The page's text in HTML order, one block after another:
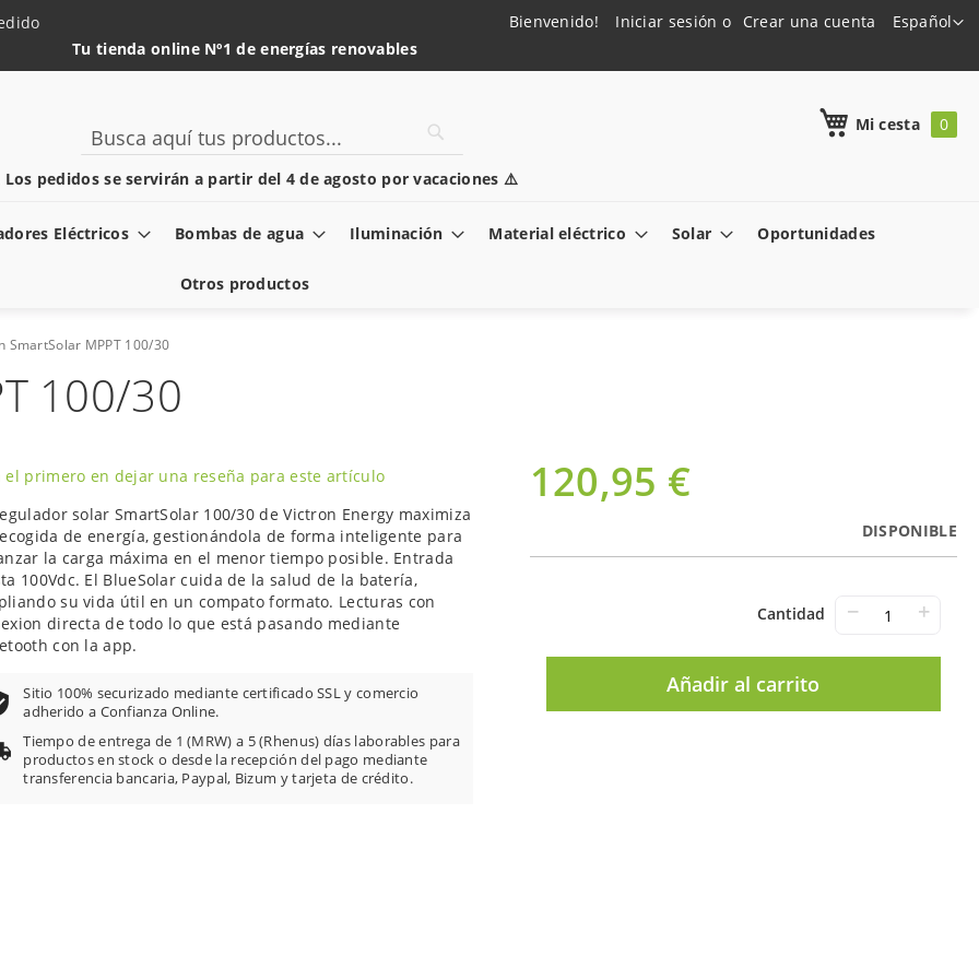
Lenguaje
Español
Bienvenido! Iniciar sesión Crear una cuenta
Tu tienda online Nº1 de energías renovables
pedidos se servirán a partir del 4 de agosto por vacaciones ⚠️
Mi cesta
Search
Eléctricos Bombas de agua Iluminación Material eléctrico Solar Oportunidades
Otros productos
SmartSolar MPPT 100/30
100/30
120,95 €
DISPONIBLE
Cantidad − +
Añadir al carrito
el primero en dejar una reseña para este artículo
solar SmartSolar 100/30 de Victron Energy maximiza
de energía, gestionándola de forma inteligente para
la carga máxima en el menor tiempo posible. Entrada
100Vdc. El BlueSolar cuida de la salud de la batería,
su vida útil en un compato formato. Lecturas con
directa de todo lo que está pasando mediante
con la app.
Sitio 100% securizado mediante certificado SSL y comercio
adherido a Confianza Online.
Tiempo de entrega de 1 (MRW) a 5 (Rhenus) días laborables para
productos en stock o desde la recepción del pago mediante
transferencia bancaria, Paypal, Bizum y tarjeta de crédito.